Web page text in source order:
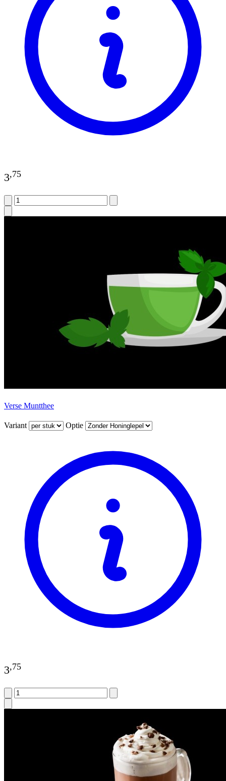
3,75
Verse Muntthee
Variant Optie
3,75